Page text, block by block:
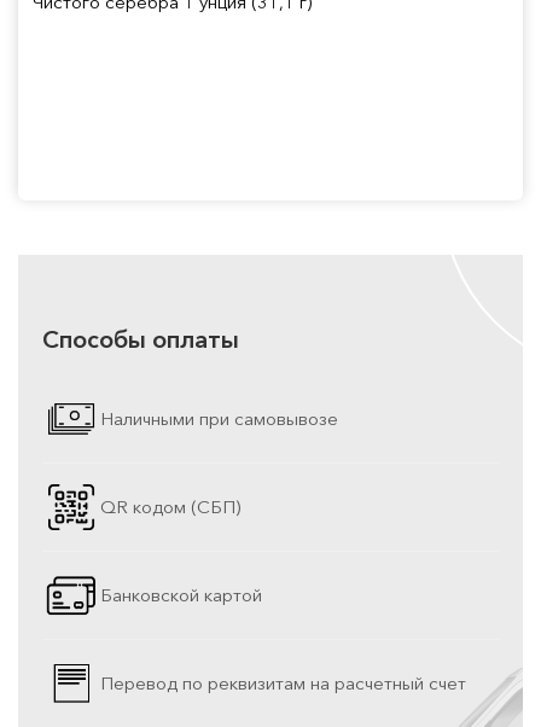
Способы оплаты
Наличными при самовывозе
QR кодом (СБП)
Банковской картой
Перевод по реквизитам на расчетный счет